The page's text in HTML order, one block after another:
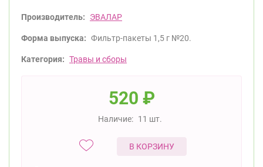
Производитель: ЭВАЛАР
Форма выпуска: Фильтр-пакеты 1,5 г №20.
Категория: Травы и сборы
520 ₽
Наличие: 11 шт.
В КОРЗИНУ